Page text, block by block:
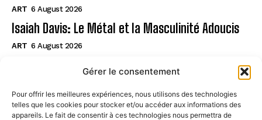
Gérer le consentement
Pour offrir les meilleures expériences, nous utilisons des technologies
telles que les cookies pour stocker et/ou accéder aux informations des
appareils. Le fait de consentir à ces technologies nous permettra de
ART 6 August 2026
Isaiah Davis: Le Métal et la Masculinité Adoucis
ART 6 August 2026
Zwirner Engage Liz Mulholland pour Antenne à LA
Page